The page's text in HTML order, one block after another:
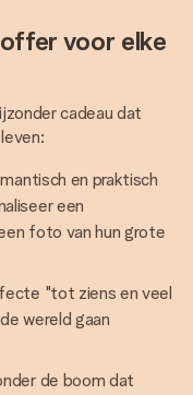
voor elke
cadeau dat
en praktisch
een
foto van hun grote
"tot ziens en veel
wereld gaan
de boom dat